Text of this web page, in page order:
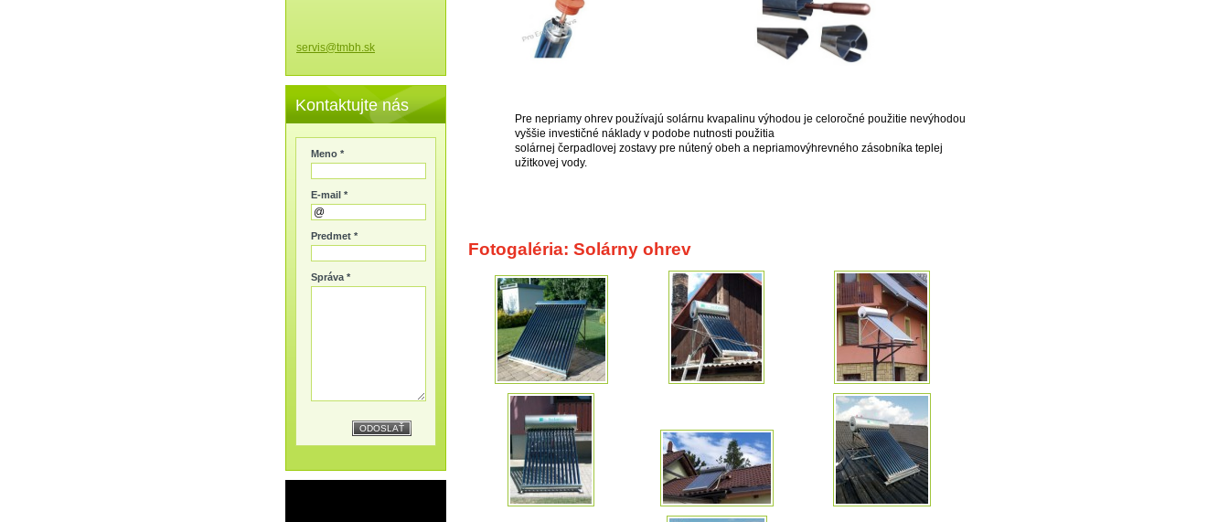
Pre nepriamy ohrev používajú solárnu kvapalinu výhodou je celoročné použitie nevýhodou
vyššie investičné náklady v podobe nutnosti použitia
solárnej čerpadlovej zostavy pre nútený obeh a nepriamovýhrevného zásobníka teplej
užitkovej vody.
Fotogaléria: Solárny ohrev
servis@tmbh.sk
Kontaktujte nás
Meno *
E-mail *
Predmet *
Správa *